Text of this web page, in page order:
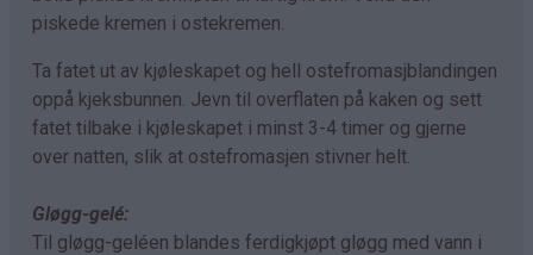
piskede kremen i ostekremen.
Ta fatet ut av kjøleskapet og hell ostefromasjblandingen
oppå kjeksbunnen. Jevn til overflaten på kaken og sett
fatet tilbake i kjøleskapet i minst 3-4 timer og gjerne
over natten, slik at ostefromasjen stivner helt.
Gløgg-gelé:
Til gløgg-geléen blandes ferdigkjøpt gløgg med vann i